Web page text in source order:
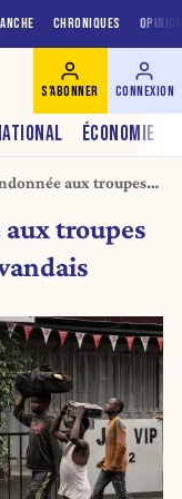
CHRONIQUES
ÉCONOMIE
S'ABONNER CONNEXION
aux troupes
aux troupes